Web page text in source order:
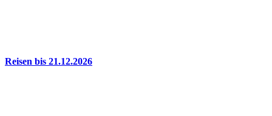
Reisen bis 21.12.2026